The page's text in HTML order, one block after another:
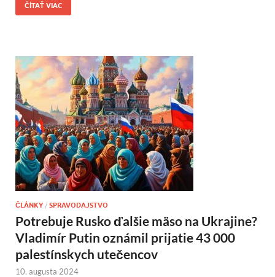
ČÍTAŤ VIAC
ČLÁNKY / SPRAVODAJSTVO
Potrebuje Rusko ďalšie mäso na Ukrajine?
Vladimír Putin oznámil prijatie 43 000
palestínskych utečencov
10. augusta 2024